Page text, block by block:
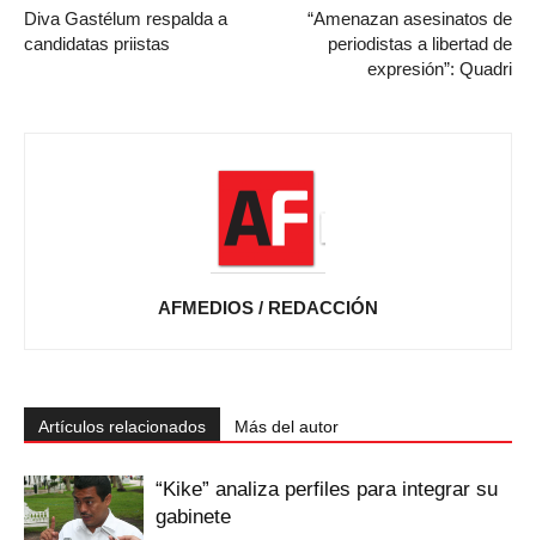
Diva Gastélum respalda a
candidatas priistas
“Amenazan asesinatos de
periodistas a libertad de
expresión”: Quadri
AFMEDIOS / REDACCIÓN
Artículos relacionados Más del autor
“Kike” analiza perfiles para integrar su
gabinete